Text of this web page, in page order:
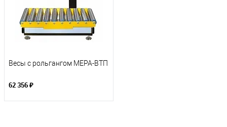
Весы с рольгангом МЕРА-ВТП
62 356 ₽